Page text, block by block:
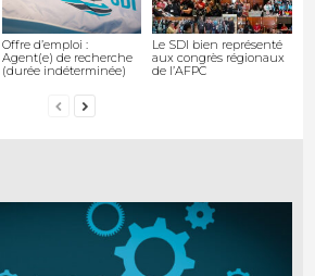
Offre d’emploi :
Agent(e) de recherche
(durée indéterminée)
Le SDI bien représenté
aux congrès régionaux
de l’AFPC